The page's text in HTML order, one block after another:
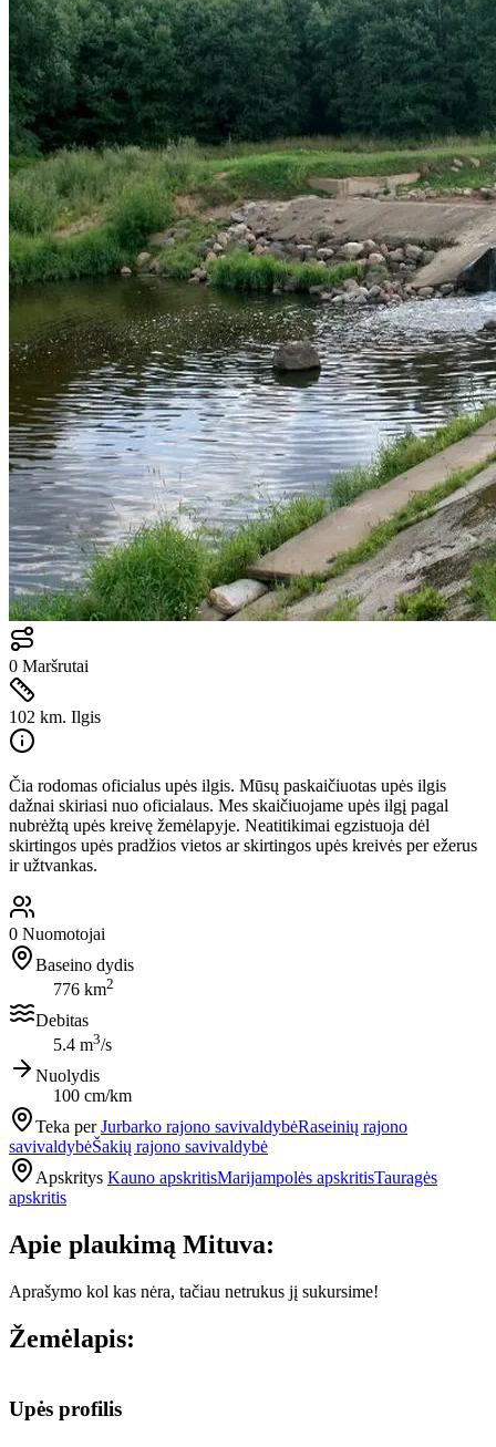
0 Maršrutai
102 km. Ilgis
Čia rodomas oficialus upės ilgis. Mūsų paskaičiuotas upės ilgis
dažnai skiriasi nuo oficialaus. Mes skaičiuojame upės ilgį pagal
nubrėžtą upės kreivę žemėlapyje. Neatitikimai egzistuoja dėl
skirtingos upės pradžios vietos ar skirtingos upės kreivės per ežerus
ir užtvankas.
0 Nuomotojai
Baseino dydis
776 km2
Debitas
5.4 m3/s
Nuolydis
100 cm/km
Teka per Jurbarko rajono savivaldybėRaseinių rajono
savivaldybėŠakių rajono savivaldybė
Apskritys Kauno apskritisMarijampolės apskritisTauragės
apskritis
Apie plaukimą Mituva:
Aprašymo kol kas nėra, tačiau netrukus jį sukursime!
Žemėlapis:
+
Upės profilis